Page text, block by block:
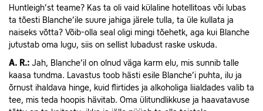
Huntleigh’st teame? Kas ta oli vaid külaline hotellitoas või lubas
ta tõesti Blanche’ile suure jahiga järele tulla, ta üle kullata ja
naiseks võtta? Võib-olla seal oligi mingi tõehetk, aga kui Blanche
jutustab oma lugu, siis on sellist lubadust raske uskuda.
A. R.: Jah, Blanche’il on olnud väga karm elu, mis sunnib talle
kaasa tundma. Lavastus toob hästi esile Blanche’i puhta, ilu ja
õrnust ihaldava hinge, kuid flirtides ja alkoholiga liialdades valib ta
tee, mis teda hoopis hävitab. Oma ülitundlikkuse ja haavatavuse